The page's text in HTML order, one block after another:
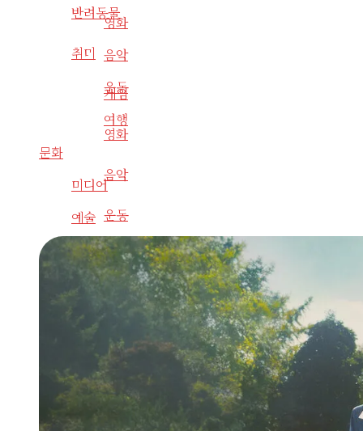
반려동물
취미
게임
영화
음악
운동
여행
문화
미디어
예술
영화
영화
음악
운동
여행
문화
미디어
예술
영화
도서
도서요약
라디오
사회